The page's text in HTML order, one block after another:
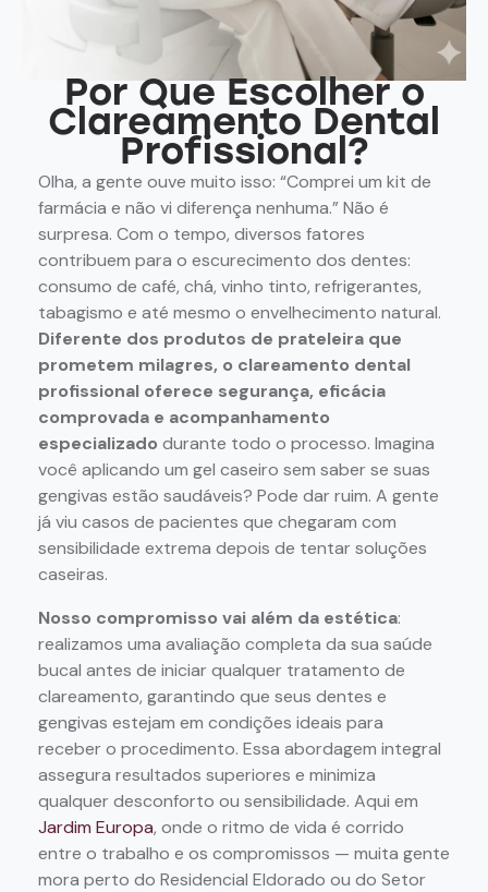
Por Que Escolher o
Clareamento Dental
Profissional?
Olha, a gente ouve muito isso: “Comprei um kit de
farmácia e não vi diferença nenhuma.” Não é
surpresa. Com o tempo, diversos fatores
contribuem para o escurecimento dos dentes:
consumo de café, chá, vinho tinto, refrigerantes,
tabagismo e até mesmo o envelhecimento natural.
Diferente dos produtos de prateleira que
prometem milagres, o clareamento dental
profissional oferece segurança, eficácia
comprovada e acompanhamento
especializado durante todo o processo. Imagina
você aplicando um gel caseiro sem saber se suas
gengivas estão saudáveis? Pode dar ruim. A gente
já viu casos de pacientes que chegaram com
sensibilidade extrema depois de tentar soluções
caseiras.
Nosso compromisso vai além da estética:
realizamos uma avaliação completa da sua saúde
bucal antes de iniciar qualquer tratamento de
clareamento, garantindo que seus dentes e
gengivas estejam em condições ideais para
receber o procedimento. Essa abordagem integral
assegura resultados superiores e minimiza
qualquer desconforto ou sensibilidade. Aqui em
Jardim Europa, onde o ritmo de vida é corrido
entre o trabalho e os compromissos — muita gente
mora perto do Residencial Eldorado ou do Setor